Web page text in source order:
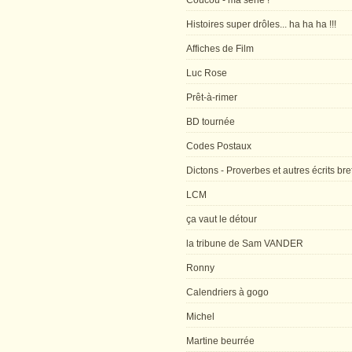
Histoires super drôles... ha ha ha !!!
Affiches de Film
Luc Rose
Prêt-à-rimer
BD tournée
Codes Postaux
Dictons - Proverbes et autres écrits
LCM
ça vaut le détour
la tribune de Sam VANDER
Ronny
Calendriers à gogo
Michel
Martine beurrée